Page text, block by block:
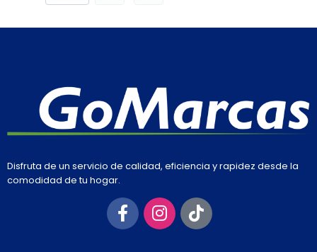
Disfruta de un servicio de calidad, eficiencia y rapidez desde la
comodidad de tu hogar.